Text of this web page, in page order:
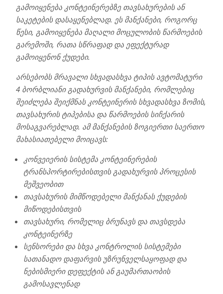
გამოიყენება კონტეინერებზე თავსახურების ან
საკეტების დასაყენებლად. ეს მანქანები, როგორც
წესი, გამოიყენება მაღალი მოცულობის წარმოების
გარემოში, რათა სწრაფად და ეფექტურად
გამოიყენონ ქუდები.
არსებობს მრავალი სხვადასხვა ტიპის ავტომატური
4 ბორბლიანი გადახურვის მანქანები, რომლებიც
შეიძლება შეიქმნას კონტეინერის სხვადასხვა ზომის,
თავსახურის ტიპებისა და წარმოების სიჩქარის
მოსაგვარებლად. ამ მანქანების ზოგიერთი საერთო
მახასიათებელი მოიცავს:
კონვეიერის სისტემა კონტეინერების
ტრანსპორტირებისთვის გადახურვის პროცესის
მეშვეობით
თავსახურის მიმწოდებელი მანქანას ქუდების
მიწოდებისთვის
თავსახური, რომელიც ბრუნავს და თავსდება
კონტეინერზე
სენსორები და სხვა კონტროლის სისტემები
სათანადო დაფარვის უზრუნველსაყოფად და
ნებისმიერი დეფექტის ან გაუმართაობის
გამოსავლენად